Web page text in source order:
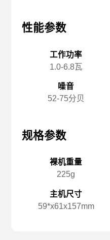
性能参数
工作功率
1.0-6.8瓦
噪音
52-75分贝
规格参数
裸机重量
225g
主机尺寸
59*x️61x️157mm